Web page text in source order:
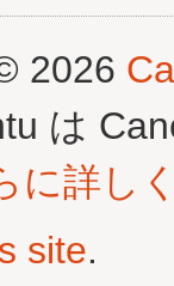
2026
は
に詳し
site.